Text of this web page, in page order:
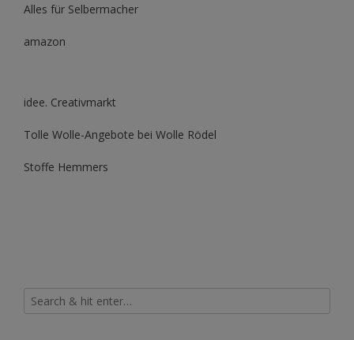
Alles für Selbermacher
amazon
idee. Creativmarkt
Tolle Wolle-Angebote bei Wolle Rödel
Stoffe Hemmers